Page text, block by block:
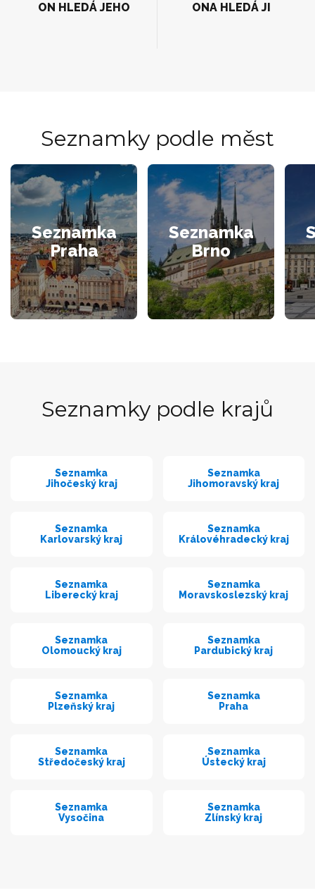
ON HLEDÁ JEHO ONA HLEDÁ JI
Seznamky podle měst
Seznamka
Praha
Seznamka
Brno
Seznamky podle krajů
Seznamka
Jihočeský kraj
Seznamka
Jihomoravský kraj
Seznamka
Karlovarský kraj
Seznamka
Královéhradecký kraj
Seznamka
Liberecký kraj
Seznamka
Moravskoslezský kraj
Seznamka
Olomoucký kraj
Seznamka
Pardubický kraj
Seznamka
Plzeňský kraj
Seznamka
Praha
Seznamka
Středočeský kraj
Seznamka
Ústecký kraj
Seznamka
Vysočina
Seznamka
Zlínský kraj